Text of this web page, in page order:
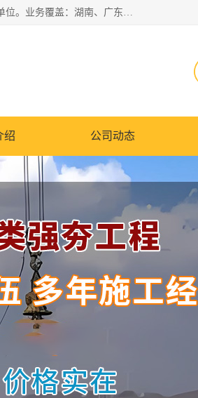
湖南业峻强夯基础工程有限公司是一家专业从事湖南强夯基础工程、强夯机租赁，地基处理的施工单位。业务覆盖：湖南、广东，江西等地。可承接1000KN.m-25000KN.m强夯（置换）工程。公司创始人是国内较早期从事强夯施工的建设者，经过多年的一步一个脚印的发展，在行业内具有较高的度和良好的口碑。
绍 公司动态